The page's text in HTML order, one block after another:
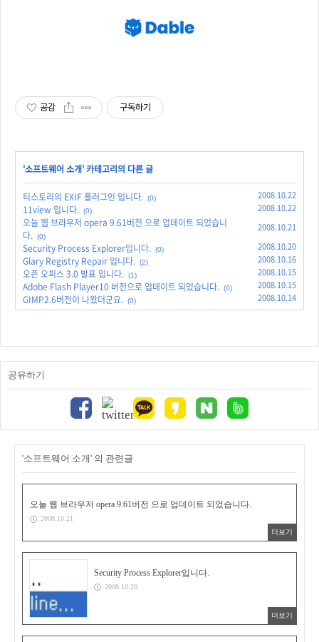
공감 구독하기
'소프트웨어 소개' 카테고리의 다른 글
티스토리의 EXIF 플러그인 입니다. (0) 2008.10.22
11view 입니다. (0) 2008.10.22
오늘 웹 브라우저 opera 9.61버전 으로 업데이트 되었습니
다. (0)
2008.10.21
Security Process Explorer입니다. (0) 2008.10.20
Glary Registry Repair 입니다. (2) 2008.10.16
오픈 오피스 3.0 발표 입니다. (1) 2008.10.15
Adobe Flash Player10 버전으로 업데이트 되었습니다. (0) 2008.10.15
GIMP2.6버전이 나왔더군요. (0) 2008.10.14
공유하기
'소프트웨어 소개' 의 관련글
오늘 웹 브라우저 opera 9.61버전 으로 업데이트 되었습니다.
2008.10.21
더보기
Security Process Explorer입니다.
2008.10.20
더보기